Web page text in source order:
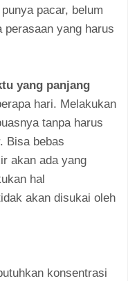
pacar, belum
yang harus
yang panjang
hari. Melakukan
tanpa harus
Bisa bebas
akan ada yang
hal
akan disukai oleh
konsentrasi